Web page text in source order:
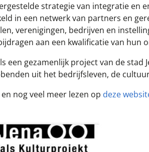
strategie van integratie en
in een netwerk van partners en
verenigingen, bedrijven en
aan een kwalificatie van hun
gezamenlijk project van de stad
uit het bedrijfsleven, de
nog veel meer lezen op deze